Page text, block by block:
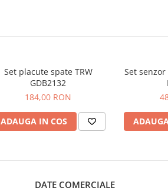
Set placute spate TRW
GDB2132
184,00 RON
ADAUGA IN COS
Set senzor
DATE COMERCIALE